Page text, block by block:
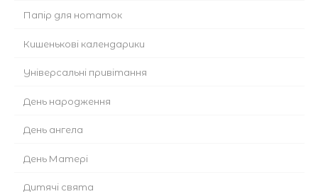
Папір для нотаток
Кишенькові календарики
Універсальні привітання
День народження
День ангела
День Матері
Дитячі свята